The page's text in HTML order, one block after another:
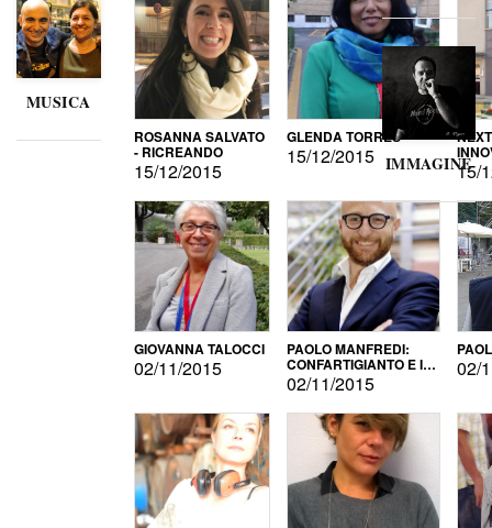
MUSICA
ROSANNA SALVATO
- RICREANDO
15/12/2015
GLENDA TORRES
15/12/2015
15/
GIOVANNA TALOCCI
02/11/2015
PAOLO MANFREDI:
CONFARTIGIANTO E IL
SONDAGGIO
02/11/2015
02/
IMMAGINE